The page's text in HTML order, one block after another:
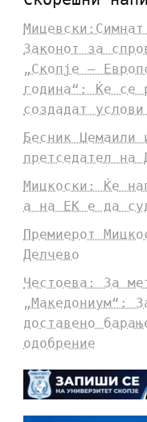
Законот за
„Скопје –
година“: Ќе се
создадат
Бесник Џемаили
претседател на
Мицкоски: Ќе
а на ЕК е да
Премиерот
Делчево
Честоева: За
„Македониум“:
доставено
одобрение